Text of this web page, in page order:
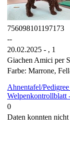
756098101197173
--
20.02.2025 - , 1
Giachen Amici per
Farbe: Marrone,
Ahnentafel/
Welpenkontrollblatt
0
Daten konnten nicht